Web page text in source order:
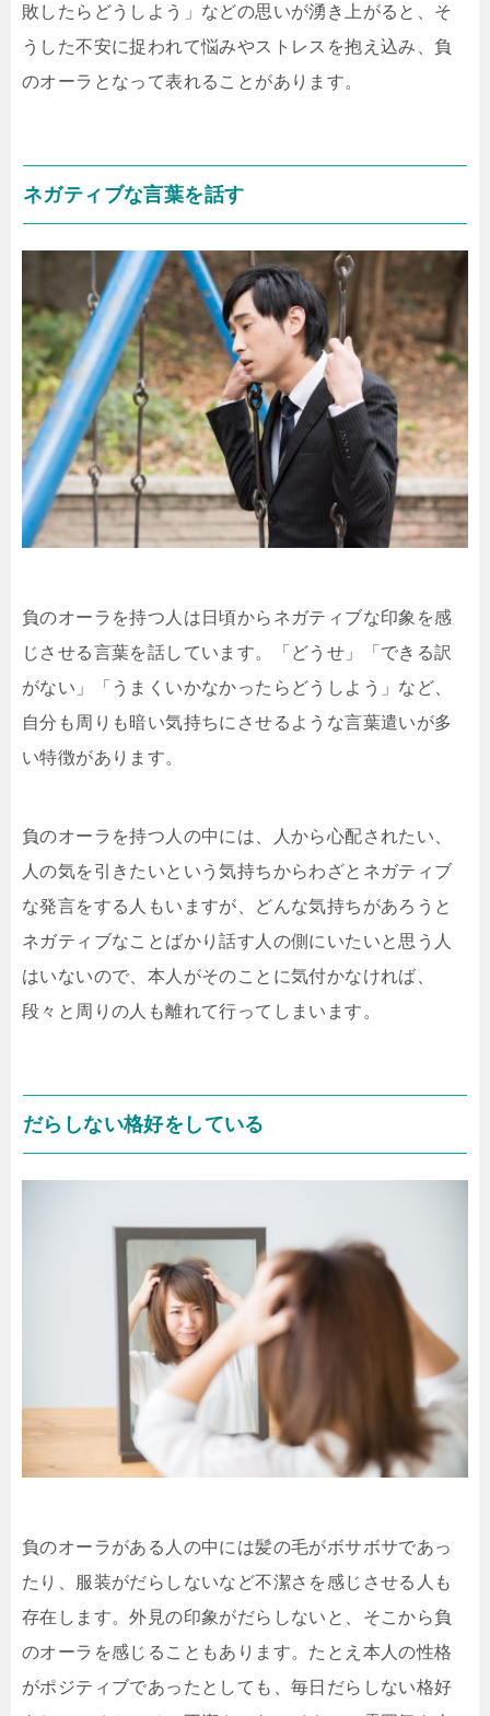
敗したらどうしよう」などの思いが湧き上がると、そ
うした不安に捉われて悩みやストレスを抱え込み、負
のオーラとなって表れることがあります。
ネガティブな言葉を話す
負のオーラを持つ人は日頃からネガティブな印象を感
じさせる言葉を話しています。「どうせ」「できる訳
がない」「うまくいかなかったらどうしよう」など、
自分も周りも暗い気持ちにさせるような言葉遣いが多
い特徴があります。
負のオーラを持つ人の中には、人から心配されたい、
人の気を引きたいという気持ちからわざとネガティブ
な発言をする人もいますが、どんな気持ちがあろうと
ネガティブなことばかり話す人の側にいたいと思う人
はいないので、本人がそのことに気付かなければ、
段々と周りの人も離れて行ってしまいます。
だらしない格好をしている
負のオーラがある人の中には髪の毛がボサボサであっ
たり、服装がだらしないなど不潔さを感じさせる人も
存在します。外見の印象がだらしないと、そこから負
のオーラを感じることもあります。たとえ本人の性格
がポジティブであったとしても、毎日だらしない格好